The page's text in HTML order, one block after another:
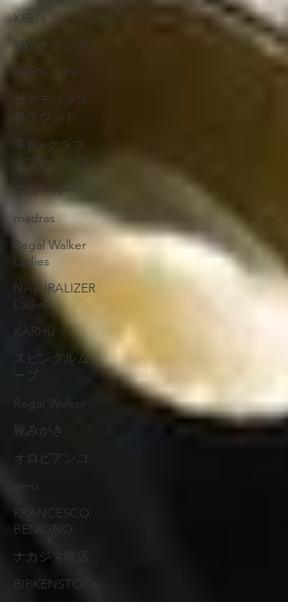
KEEN
靴のナカジマ
PIKOLINPS
ゴアテックス
サラウンド
革育×クラフ
トマンシップ
スニーカー
madras
Regal Walker
Ladies
NATURALIZER
Ladies
KARHU
スピングルム
ーブ
Regal Walker
靴みがき
オロビアンコ
emu
RRANCESCO
BENIGNO
ナカジマ靴店
BIRKENSTOCK